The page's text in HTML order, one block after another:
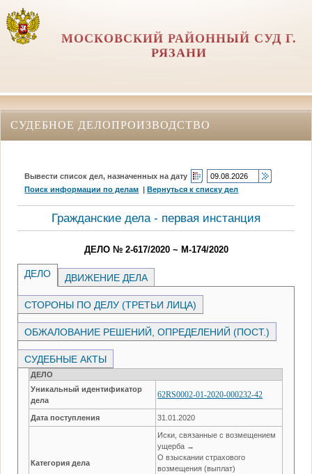
МОСКОВСКИЙ РАЙОННЫЙ СУД Г.
РЯЗАНИ
СУДЕБНОЕ ДЕЛОПРОИЗВОДСТВО
Вывести список дел, назначенных на дату
Поиск информации по делам |Вернуться к списку дел
Гражданские дела - первая инстанция
ДЕЛО № 2-617/2020 ~ М-174/2020
ДЕЛО ДВИЖЕНИЕ ДЕЛА
СТОРОНЫ ПО ДЕЛУ (ТРЕТЬИ ЛИЦА)
ОБЖАЛОВАНИЕ РЕШЕНИЙ, ОПРЕДЕЛЕНИЙ (ПОСТ.)
СУДЕБНЫЕ АКТЫ
ДЕЛО
Уникальный идентификатор
дела
62RS0002-01-2020-000232-42
Дата поступления 31.01.2020
Категория дела
Иски, связанные с возмещением
ущерба →
О взыскании страхового
возмещения (выплат)